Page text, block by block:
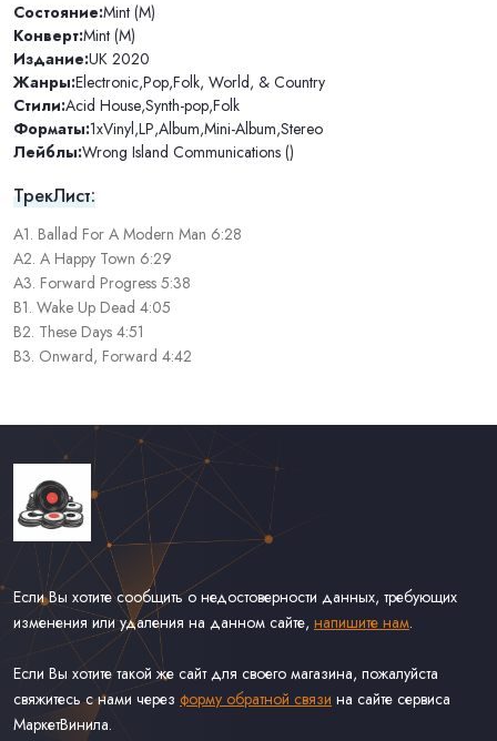
Состояние:Mint (M)
Конверт:Mint (M)
Издание:UK 2020
Жанры:Electronic,Pop,Folk, World, & Country
Стили:Acid House,Synth-pop,Folk
Форматы:1xVinyl,LP,Album,Mini-Album,Stereo
Лейблы:Wrong Island Communications ()
ТрекЛист:
A1. Ballad For A Modern Man 6:28
A2. A Happy Town 6:29
A3. Forward Progress 5:38
B1. Wake Up Dead 4:05
B2. These Days 4:51
B3. Onward, Forward 4:42
Если Вы хотите сообщить о недостоверности данных, требующих
изменения или удаления на данном сайте, напишите нам.
Если Вы хотите такой же сайт для своего магазина, пожалуйста
свяжитесь с нами через форму обратной связи на сайте сервиса
МаркетВинила.